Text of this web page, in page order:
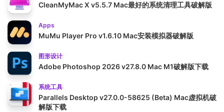
CleanMyMac X v5.5.7 Mac最好的系统清理工具破解版
Apps
MuMu Player Pro v1.6.10 Mac安装模拟器破解版
图形设计
Adobe Photoshop 2026 v27.8.0 Mac M1破解版下载
系统工具
Parallels Desktop v27.0.0-58625 (Beta) Mac虚拟机破
解版下载